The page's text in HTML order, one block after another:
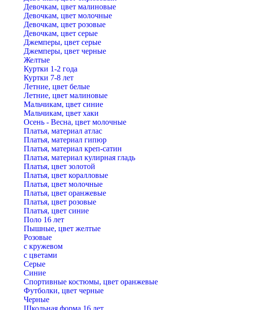
Девочкам, цвет малиновые
Девочкам, цвет молочные
Девочкам, цвет розовые
Девочкам, цвет серые
Джемперы, цвет серые
Джемперы, цвет черные
Желтые
Куртки 1-2 года
Куртки 7-8 лет
Летние, цвет белые
Летние, цвет малиновые
Мальчикам, цвет синие
Мальчикам, цвет хаки
Осень - Весна, цвет молочные
Платья, материал атлас
Платья, материал гипюр
Платья, материал креп-сатин
Платья, материал кулирная гладь
Платья, цвет золотой
Платья, цвет коралловые
Платья, цвет молочные
Платья, цвет оранжевые
Платья, цвет розовые
Платья, цвет синие
Поло 16 лет
Пышные, цвет желтые
Розовые
с кружевом
с цветами
Серые
Синие
Спортивные костюмы, цвет оранжевые
Футболки, цвет черные
Черные
Школьная форма 16 лет